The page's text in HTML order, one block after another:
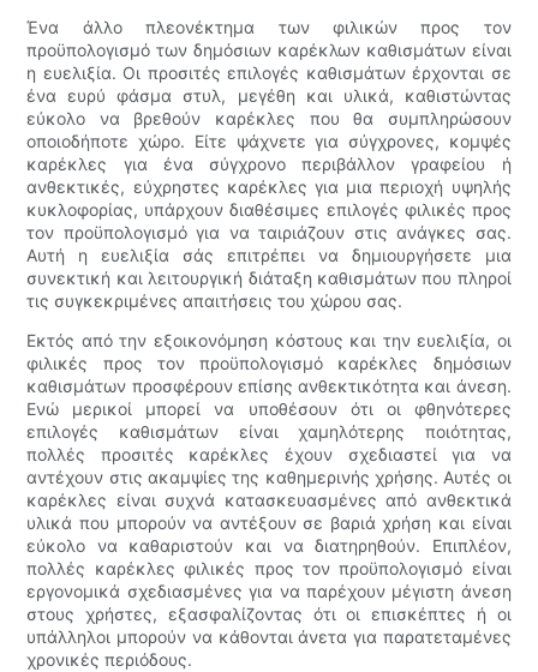
Ένα άλλο πλεονέκτημα των φιλικών προς τον
προϋπολογισμό των δημόσιων καρέκλων καθισμάτων είναι
η ευελιξία. Οι προσιτές επιλογές καθισμάτων έρχονται σε
ένα ευρύ φάσμα στυλ, μεγέθη και υλικά, καθιστώντας
εύκολο να βρεθούν καρέκλες που θα συμπληρώσουν
οποιοδήποτε χώρο. Είτε ψάχνετε για σύγχρονες, κομψές
καρέκλες για ένα σύγχρονο περιβάλλον γραφείου ή
ανθεκτικές, εύχρηστες καρέκλες για μια περιοχή υψηλής
κυκλοφορίας, υπάρχουν διαθέσιμες επιλογές φιλικές προς
τον προϋπολογισμό για να ταιριάζουν στις ανάγκες σας.
Αυτή η ευελιξία σάς επιτρέπει να δημιουργήσετε μια
συνεκτική και λειτουργική διάταξη καθισμάτων που πληροί
τις συγκεκριμένες απαιτήσεις του χώρου σας.
Εκτός από την εξοικονόμηση κόστους και την ευελιξία, οι
φιλικές προς τον προϋπολογισμό καρέκλες δημόσιων
καθισμάτων προσφέρουν επίσης ανθεκτικότητα και άνεση.
Ενώ μερικοί μπορεί να υποθέσουν ότι οι φθηνότερες
επιλογές καθισμάτων είναι χαμηλότερης ποιότητας,
πολλές προσιτές καρέκλες έχουν σχεδιαστεί για να
αντέχουν στις ακαμψίες της καθημερινής χρήσης. Αυτές οι
καρέκλες είναι συχνά κατασκευασμένες από ανθεκτικά
υλικά που μπορούν να αντέξουν σε βαριά χρήση και είναι
εύκολο να καθαριστούν και να διατηρηθούν. Επιπλέον,
πολλές καρέκλες φιλικές προς τον προϋπολογισμό είναι
εργονομικά σχεδιασμένες για να παρέχουν μέγιστη άνεση
στους χρήστες, εξασφαλίζοντας ότι οι επισκέπτες ή οι
υπάλληλοι μπορούν να κάθονται άνετα για παρατεταμένες
χρονικές περιόδους.